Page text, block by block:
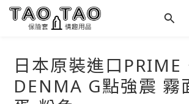
日本原裝進口PRIME
DENMA G點強震 霧